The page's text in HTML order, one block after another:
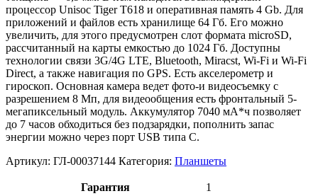
процессор Unisoc Tiger T618 и оперативная память 4 Gb. Для
приложений и файлов есть хранилище 64 Гб. Его можно
увеличить, для этого предусмотрен слот формата microSD,
рассчитанный на карты емкостью до 1024 Гб. Доступны
технологии связи 3G/4G LTE, Bluetooth, Miracst, Wi-Fi и Wi-Fi
Direct, а также навигация по GPS. Есть акселерометр и
гироскоп. Основная камера ведет фото-и видеосъемку с
разрешением 8 Мп, для видеообщения есть фронтальный 5-
мегапиксельный модуль. Аккумулятор 7040 мА*ч позволяет
до 7 часов обходиться без подзарядки, пополнить запас
энергии можно через порт USB типа C.
Артикул: ГЛ-00037144 Категория: Планшеты
Гарантия 1